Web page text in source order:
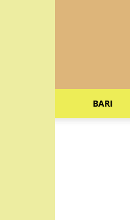
BARI